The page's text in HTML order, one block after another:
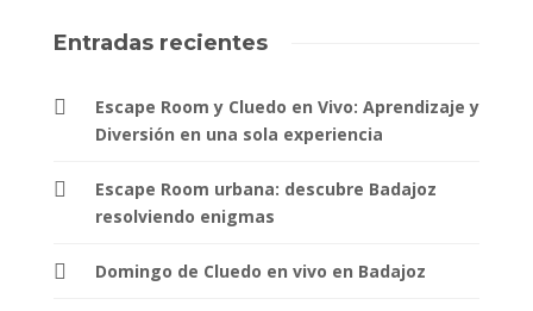
Entradas recientes
Escape Room y Cluedo en Vivo: Aprendizaje y
Diversión en una sola experiencia
Escape Room urbana: descubre Badajoz
resolviendo enigmas
Domingo de Cluedo en vivo en Badajoz